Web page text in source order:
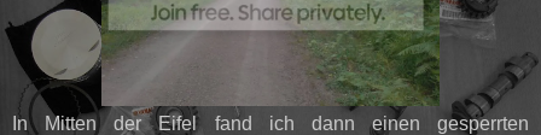
In Mitten der Eifel fand ich dann einen gesperrten